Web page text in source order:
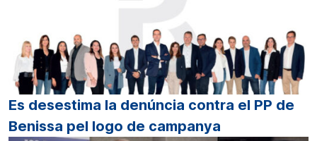
Es desestima la denúncia contra el PP de
Benissa pel logo de campanya